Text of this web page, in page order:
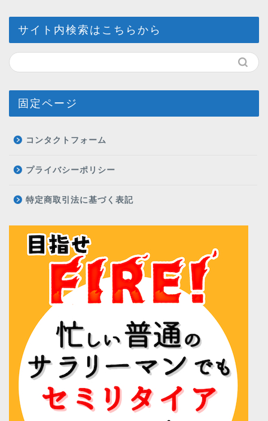
サイト内検索はこちらから
固定ページ
コンタクトフォーム
プライバシーポリシー
特定商取引法に基づく表記